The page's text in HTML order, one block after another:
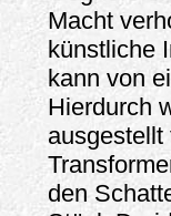
Macht
künstliche
kann von
Hierdurch
den